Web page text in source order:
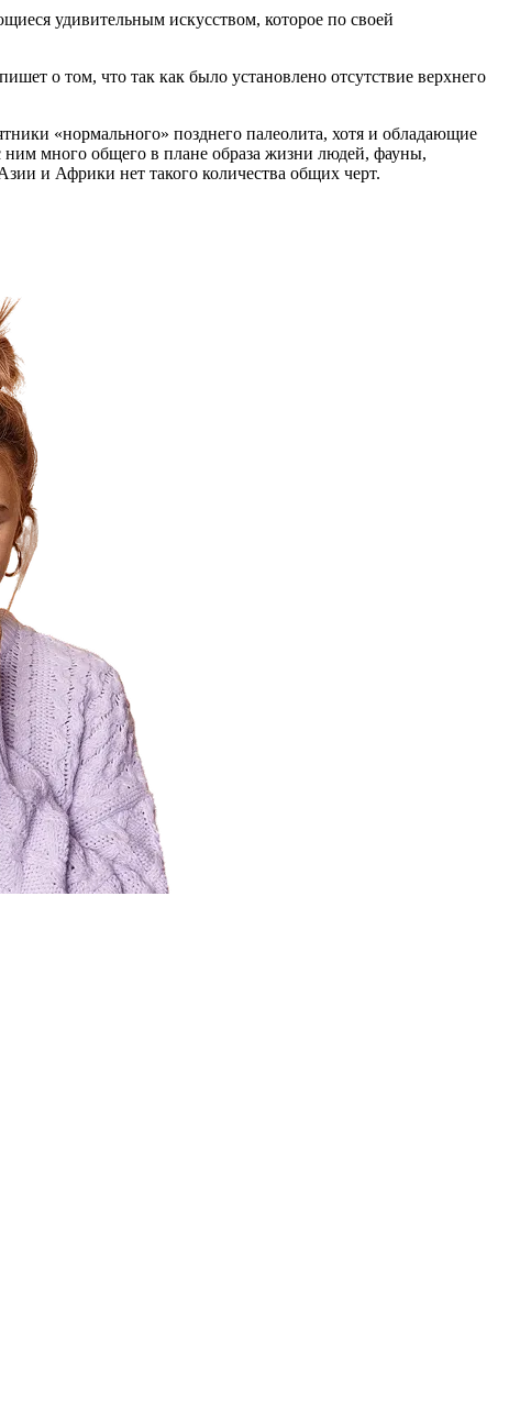
удивительным искусством, которое по своей
о том, что так как было установлено отсутствие верхнего
«нормального» позднего палеолита, хотя и обладающие
много общего в плане образа жизни людей, фауны,
и Африки нет такого количества общих черт.